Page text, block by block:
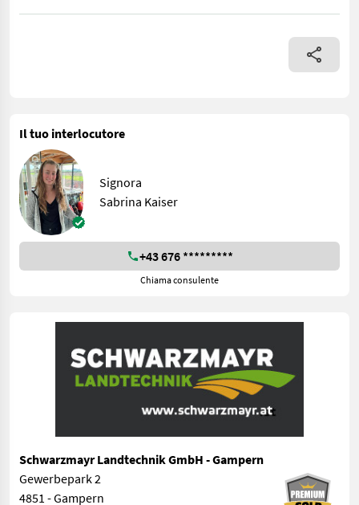
Il tuo interlocutore
Signora
Sabrina Kaiser
+43 676 *********
Chiama consulente
Schwarzmayr Landtechnik GmbH - Gampern
Gewerbepark 2
4851 - Gampern